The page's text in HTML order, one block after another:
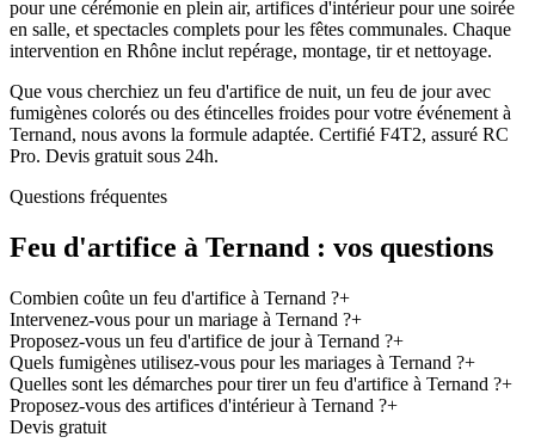
pour une cérémonie en plein air, artifices d'intérieur pour une soirée
en salle, et spectacles complets pour les fêtes communales. Chaque
intervention en Rhône inclut repérage, montage, tir et nettoyage.
Que vous cherchiez un feu d'artifice de nuit, un feu de jour avec
fumigènes colorés ou des étincelles froides pour votre événement à
Ternand, nous avons la formule adaptée. Certifié F4T2, assuré RC
Pro. Devis gratuit sous 24h.
Questions fréquentes
Feu d'artifice à Ternand : vos questions
Combien coûte un feu d'artifice à Ternand ?+
Intervenez-vous pour un mariage à Ternand ?+
Proposez-vous un feu d'artifice de jour à Ternand ?+
Quels fumigènes utilisez-vous pour les mariages à Ternand ?+
Quelles sont les démarches pour tirer un feu d'artifice à Ternand ?+
Proposez-vous des artifices d'intérieur à Ternand ?+
Devis gratuit